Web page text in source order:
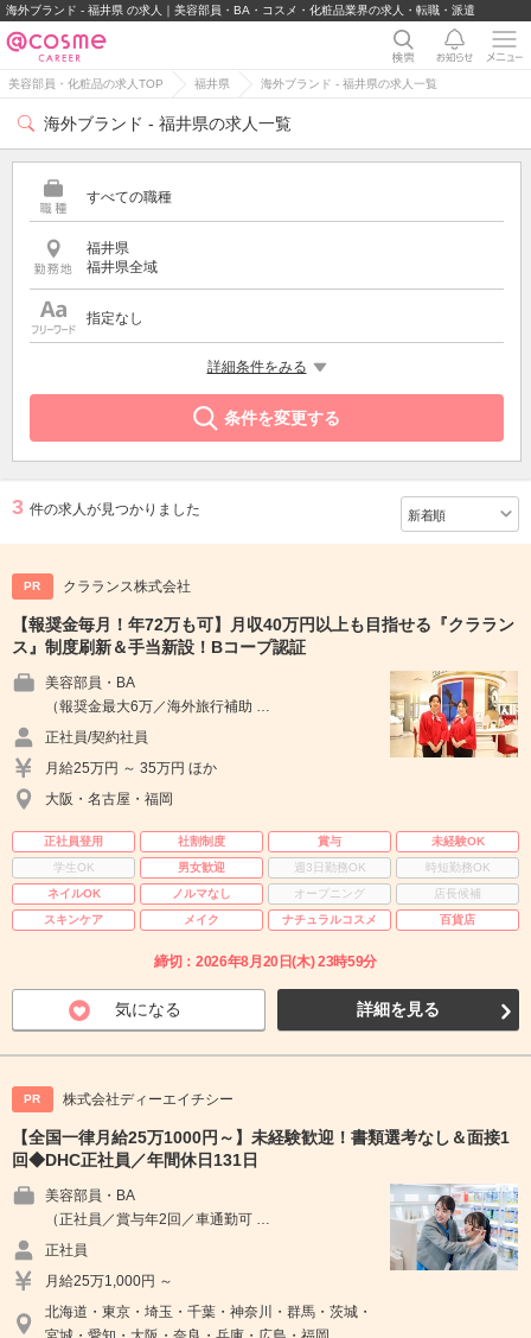
海外ブランド - 福井県 の求人｜美容部員・BA・コスメ・化粧品業界の求人・転職・派遣
美容部員・化粧品の求人TOP 福井県 海外ブランド - 福井県の求人一覧
海外ブランド - 福井県の求人一覧
すべての職種
福井県
福井県全域
指定なし
詳細条件をみる
条件を変更する
3 件の求人が見つかりました
PR クラランス株式会社
【報奨金毎月！年72万も可】月収40万円以上も目指せる『クララン
ス』制度刷新＆手当新設！Bコープ認証
美容部員・BA
（報奨金最大6万／海外旅行補助 …
正社員/契約社員
月給25万円 ～ 35万円 ほか
大阪・名古屋・福岡
正社員登用 社割制度 賞与
未経験OK
学生OK
男女歓迎 週3日勤務OK
時短勤務OK
ネイルOK
ノルマなし オープニング
店長候補
スキンケア
メイク ナチュラルコスメ 百貨店
締切：2026年8月20日(木) 23時59分
気になる 詳細を見る
PR 株式会社ディーエイチシー
【全国一律月給25万1000円～】未経験歓迎！書類選考なし＆面接1
回◆DHC正社員／年間休日131日
美容部員・BA
（正社員／賞与年2回／車通勤可 …
正社員
月給25万1,000円 ～
北海道・東京・埼玉・千葉・神奈川・群馬・茨城・